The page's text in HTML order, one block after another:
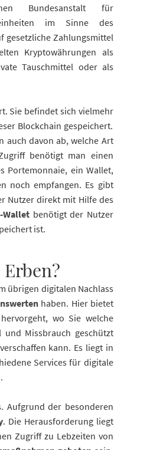
Bundesanstalt für
im Sinne des
gesetzliche Zahlungsmittel
Kryptowährungen als
Tauschmittel oder als
Sie befindet sich vielmehr
Blockchain gespeichert.
auch davon ab, welche Art
benötigt man einen
Portemonnaie, ein Wallet,
noch empfangen. Es gibt
Nutzer direkt mit Hilfe des
Wallet benötigt der Nutzer
ist.
übrigen digitalen Nachlass
haben. Hier bietet
wo Sie welche
Missbrauch geschützt
kann. Es liegt in
Services für digitale
Aufgrund der besonderen
. Die Herausforderung liegt
Zugriff zu Lebzeiten von